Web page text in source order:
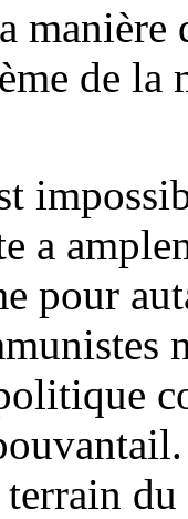
manière
de la
a
pour